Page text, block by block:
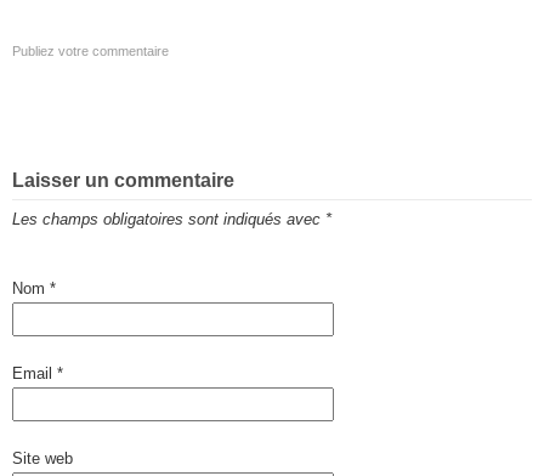
Publiez votre commentaire
Laisser un commentaire
Les champs obligatoires sont indiqués avec *
Nom *
Email *
Site web